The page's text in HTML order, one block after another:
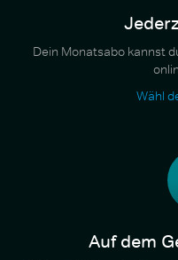
Dein Monatsabo kannst
Wähl
Auf dem